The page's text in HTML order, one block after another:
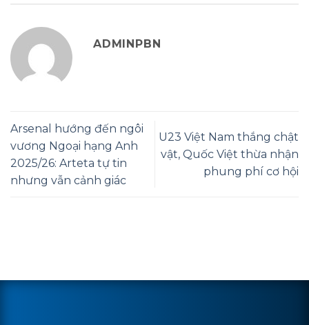
ADMINPBN
Arsenal hướng đến ngôi
vương Ngoại hạng Anh
2025/26: Arteta tự tin
nhưng vẫn cảnh giác
U23 Việt Nam thắng chật
vật, Quốc Việt thừa nhận
phung phí cơ hội